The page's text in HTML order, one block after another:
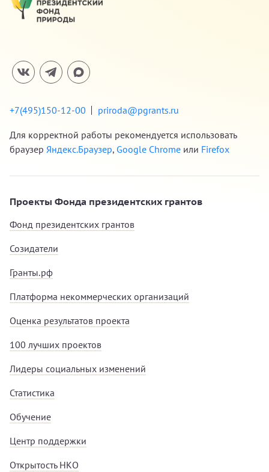
+7(495)150-12-00 priroda@pgrants.ru
Для корректной работы рекомендуется использовать
браузер Яндекс.Браузер, Google Chrome или Firefox
Проекты Фонда президентских грантов
Фонд президентских грантов
Созидатели
Гранты.рф
Платформа некоммерческих организаций
Оценка результатов проекта
100 лучших проектов
Лидеры социальных изменений
Статистика
Обучение
Центр поддержки
Открытость НКО